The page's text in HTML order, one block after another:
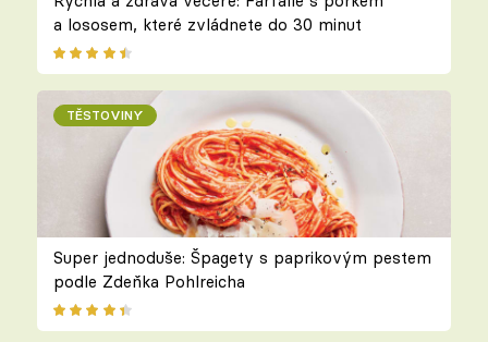
a lososem, které zvládnete do 30 minut
TĚSTOVINY
Super jednoduše: Špagety s paprikovým pestem
podle Zdeňka Pohlreicha